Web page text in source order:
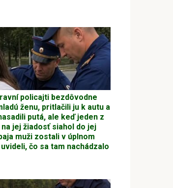
policajti bezdôvodne
ženu, pritlačili ju k autu a
putá, ale keď jeden z
jej žiadosť siahol do jej
muži zostali v úplnom
čo sa tam nachádzalo